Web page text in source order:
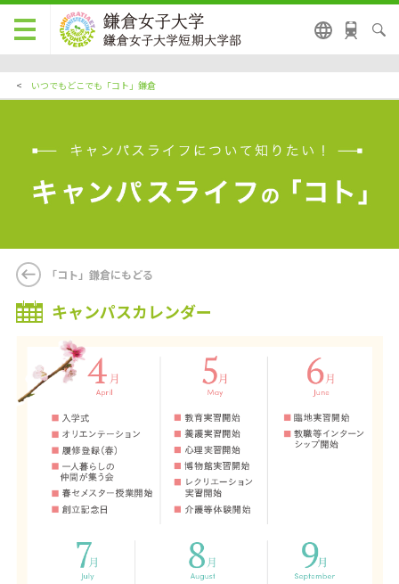
< いつでもどこでも「コト」鎌倉
「コト」鎌倉にもどる
キャンパスカレンダー